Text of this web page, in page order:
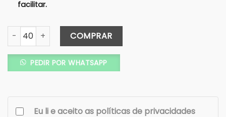
facilitar.
Convite Carta Tradicional GRANDE 30X22 - Texturizado -
COMPRAR
PEDIR POR WHATSAPP
Eu li e aceito as políticas de privacidades